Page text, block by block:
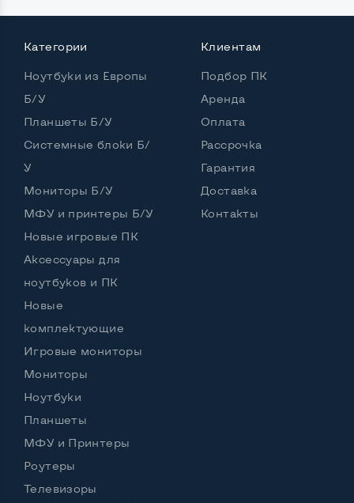
Категории
Ноутбуки из Европы
Б/У
Планшеты Б/У
Системные блоки Б/
У
Мониторы Б/У
МФУ и принтеры Б/У
Новые игровые ПК
Аксессуары для
ноутбуков и ПК
Новые
комплектующие
Игровые мониторы
Мониторы
Ноутбуки
Планшеты
МФУ и Принтеры
Роутеры
Телевизоры
Клиентам
Подбор ПК
Аренда
Оплата
Рассрочка
Гарантия
Доставка
Контакты